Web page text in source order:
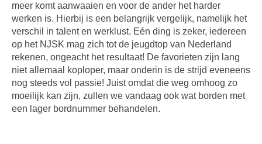
meer komt aanwaaien en voor de ander het harder
werken is. Hierbij is een belangrijk vergelijk, namelijk het
verschil in talent en werklust. Eén ding is zeker, iedereen
op het NJSK mag zich tot de jeugdtop van Nederland
rekenen, ongeacht het resultaat! De favorieten zijn lang
niet allemaal koploper, maar onderin is de strijd eveneens
nog steeds vol passie! Juist omdat die weg omhoog zo
moeilijk kan zijn, zullen we vandaag ook wat borden met
een lager bordnummer behandelen.